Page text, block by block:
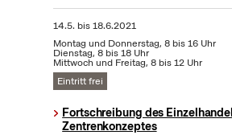
14.5. bis18.6.2021
Montag und Donnerstag, 8 bis 16 Uhr
Dienstag, 8 bis 18 Uhr
Mittwoch und Freitag, 8 bis 12 Uhr
Eintritt frei
Fortschreibung des
Zentrenkonzeptes